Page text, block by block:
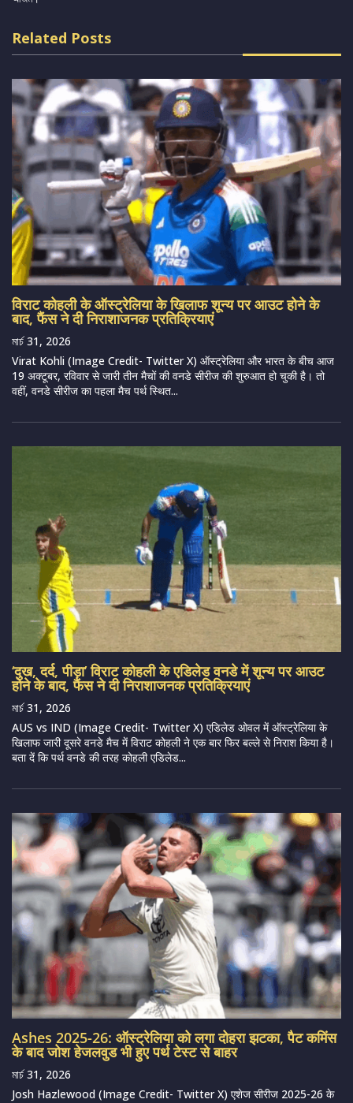
Related Posts
विराट कोहली के ऑस्ट्रेलिया के खिलाफ शून्य पर आउट होने के
बाद, फैंस ने दी निराशाजनक प्रतिक्रियाएं
মার্চ 31, 2026
Virat Kohli (Image Credit- Twitter X) ऑस्ट्रेलिया और भारत के बीच आज
19 अक्टूबर, रविवार से जारी तीन मैचों की वनडे सीरीज की शुरुआत हो चुकी है। तो
वहीं, वनडे सीरीज का पहला मैच पर्थ स्थित...
‘दुख, दर्द, पीड़ा’ विराट कोहली के एडिलेड वनडे में शून्य पर आउट
होने के बाद, फैंस ने दी निराशाजनक प्रतिक्रियाएं
মার্চ 31, 2026
AUS vs IND (Image Credit- Twitter X) एडिलेड ओवल में ऑस्ट्रेलिया के
खिलाफ जारी दूसरे वनडे मैच में विराट कोहली ने एक बार फिर बल्ले से निराश किया है।
बता दें कि पर्थ वनडे की तरह कोहली एडिलेड...
Ashes 2025-26: ऑस्ट्रेलिया को लगा दोहरा झटका, पैट कमिंस
के बाद जोश हेजलवुड भी हुए पर्थ टेस्ट से बाहर
মার্চ 31, 2026
Josh Hazlewood (Image Credit- Twitter X) एशेज सीरीज 2025-26 के